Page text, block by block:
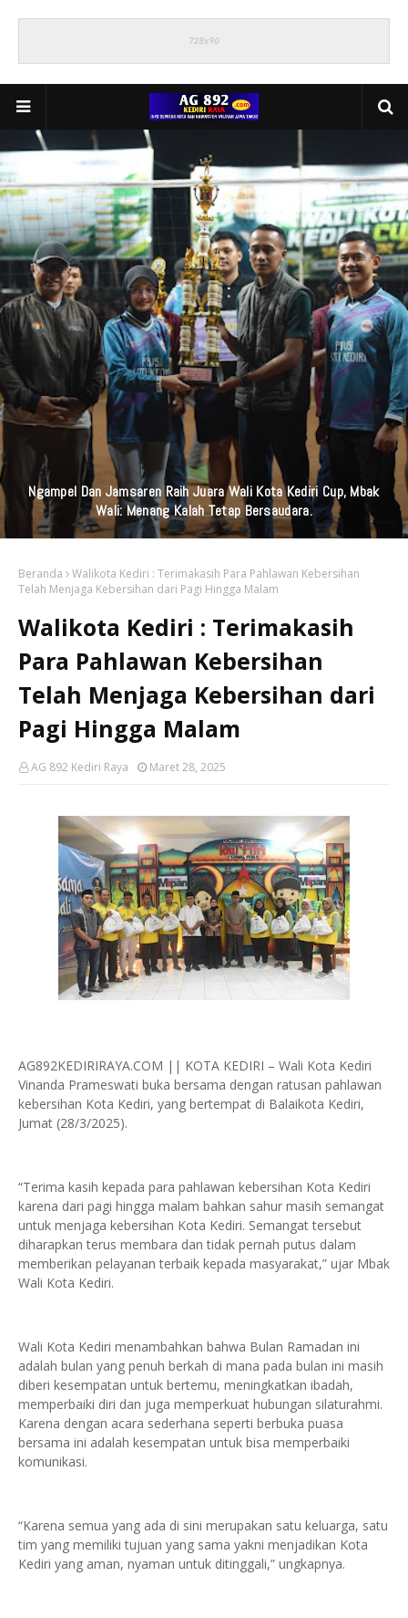
Ngampel Dan Jamsaren Raih Juara Wali Kota Kediri Cup, Mbak
Wali: Menang Kalah Tetap Bersaudara.
Beranda
Walikota Kediri : Terimakasih Para Pahlawan Kebersihan
Telah Menjaga Kebersihan dari Pagi Hingga Malam
Walikota Kediri : Terimakasih
Para Pahlawan Kebersihan
Telah Menjaga Kebersihan dari
Pagi Hingga Malam
AG 892 Kediri Raya Maret 28, 2025
AG892KEDIRIRAYA.COM || KOTA KEDIRI – Wali Kota Kediri
Vinanda Prameswati buka bersama dengan ratusan pahlawan
kebersihan Kota Kediri, yang bertempat di Balaikota Kediri,
Jumat (28/3/2025).
“Terima kasih kepada para pahlawan kebersihan Kota Kediri
karena dari pagi hingga malam bahkan sahur masih semangat
untuk menjaga kebersihan Kota Kediri. Semangat tersebut
diharapkan terus membara dan tidak pernah putus dalam
memberikan pelayanan terbaik kepada masyarakat,” ujar Mbak
Wali Kota Kediri.
Wali Kota Kediri menambahkan bahwa Bulan Ramadan ini
adalah bulan yang penuh berkah di mana pada bulan ini masih
diberi kesempatan untuk bertemu, meningkatkan ibadah,
memperbaiki diri dan juga memperkuat hubungan silaturahmi.
Karena dengan acara sederhana seperti berbuka puasa
bersama ini adalah kesempatan untuk bisa memperbaiki
komunikasi.
“Karena semua yang ada di sini merupakan satu keluarga, satu
tim yang memiliki tujuan yang sama yakni menjadikan Kota
Kediri yang aman, nyaman untuk ditinggali,” ungkapnya.